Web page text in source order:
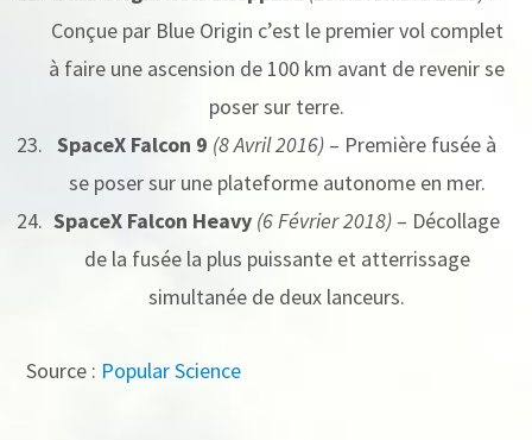
Conçue par Blue Origin c’est le premier vol complet
à faire une ascension de 100 km avant de revenir se
poser sur terre.
SpaceX Falcon 9 (8 Avril 2016) – Première fusée à
se poser sur une plateforme autonome en mer.
SpaceX Falcon Heavy (6 Février 2018) – Décollage
de la fusée la plus puissante et atterrissage
simultanée de deux lanceurs.
Source : Popular Science